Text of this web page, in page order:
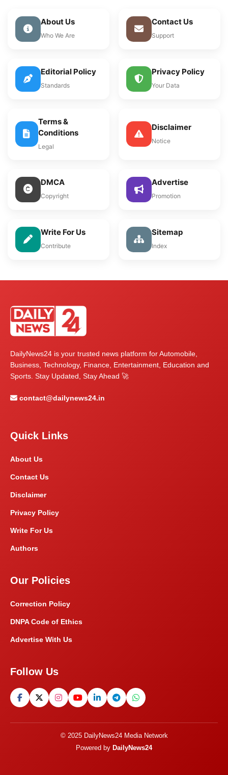
About Us
Who We Are
Contact Us
Support
Editorial Policy
Standards
Privacy Policy
Your Data
Terms &
Conditions
Legal
Disclaimer
Notice
DMCA
Copyright
Advertise
Promotion
Write For Us
Contribute
Sitemap
Index
DailyNews24 is your trusted news platform for Automobile,
Business, Technology, Finance, Entertainment, Education and
Sports. Stay Updated, Stay Ahead 🚀
contact@dailynews24.in
Quick Links
About Us
Contact Us
Disclaimer
Privacy Policy
Write For Us
Authors
Our Policies
Correction Policy
DNPA Code of Ethics
Advertise With Us
Follow Us
© 2025 DailyNews24 Media Network
Powered by DailyNews24